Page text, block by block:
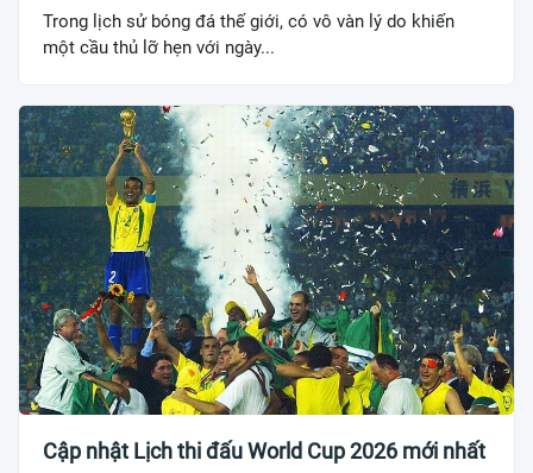
Trong lịch sử bóng đá thế giới, có vô vàn lý do khiến
một cầu thủ lỡ hẹn với ngày...
Cập nhật Lịch thi đấu World Cup 2026 mới nhất